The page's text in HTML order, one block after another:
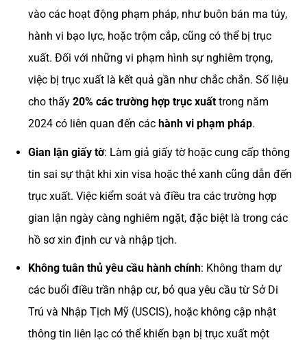
vào các hoạt động phạm pháp, như buôn bán ma túy,
hành vi bạo lực, hoặc trộm cắp, cũng có thể bị trục
xuất. Đối với những vi phạm hình sự nghiêm trọng,
việc bị trục xuất là kết quả gần như chắc chắn. Số liệu
cho thấy 20% các trường hợp trục xuấttrong năm
2024 có liên quan đến các hành vi phạm pháp​.
Gian lận giấy tờ: Làm giả giấy tờ hoặc cung cấp thông
tin sai sự thật khi xin visa hoặc thẻ xanh cũng dẫn đến
trục xuất. Việc kiểm soát và điều tra các trường hợp
gian lận ngày càng nghiêm ngặt, đặc biệt là trong các
hồ sơ xin định cư và nhập tịch.
Không tuân thủ yêu cầu hành chính: Không tham dự
các buổi điều trần nhập cư, bỏ qua yêu cầu từ Sở Di
Trú và Nhập Tịch Mỹ (USCIS), hoặc không cập nhật
thông tin liên lạc có thể khiến bạn bị trục xuất một